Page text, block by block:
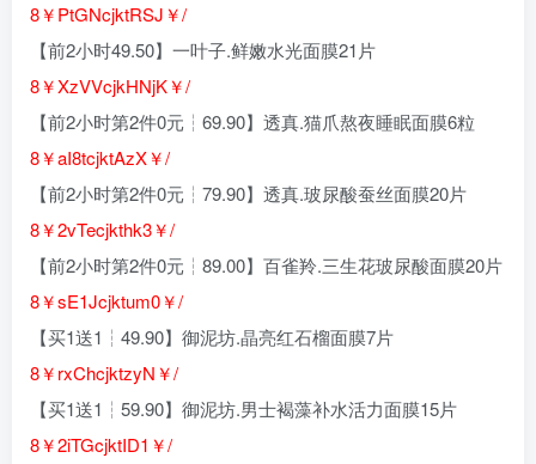
8￥PtGNcjktRSJ￥/
【前2小时49.50】一叶子.鲜嫩水光面膜21片
8￥XzVVcjkHNjK￥/
【前2小时第2件0元┆69.90】透真.猫爪熬夜睡眠面膜6粒
8￥aI8tcjktAzX￥/
【前2小时第2件0元┆79.90】透真.玻尿酸蚕丝面膜20片
8￥2vTecjkthk3￥/
【前2小时第2件0元┆89.00】百雀羚.三生花玻尿酸面膜20片
8￥sE1Jcjktum0￥/
【买1送1┆49.90】御泥坊.晶亮红石榴面膜7片
8￥rxChcjktzyN￥/
【买1送1┆59.90】御泥坊.男士褐藻补水活力面膜15片
8￥2iTGcjktID1￥/